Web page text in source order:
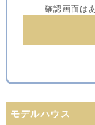
確認画面は
モデルハウス